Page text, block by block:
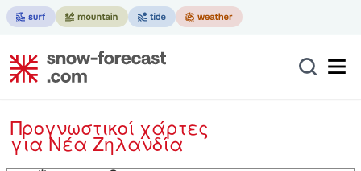
Προγνωστικοί χάρτες
για Νέα Ζηλανδία